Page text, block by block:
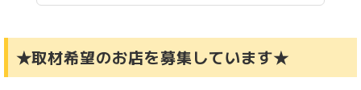
★取材希望のお店を募集しています★